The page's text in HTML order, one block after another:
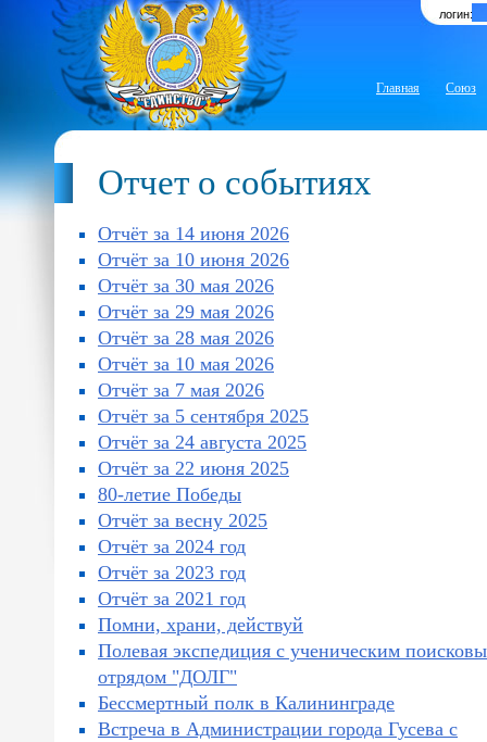
логин:
Главная Союз
Отчет о событиях
Отчёт за 14 июня 2026
Отчёт за 10 июня 2026
Отчёт за 30 мая 2026
Отчёт за 29 мая 2026
Отчёт за 28 мая 2026
Отчёт за 10 мая 2026
Отчёт за 7 мая 2026
Отчёт за 5 сентября 2025
Отчёт за 24 августа 2025
Отчёт за 22 июня 2025
80-летие Победы
Отчёт за весну 2025
Отчёт за 2024 год
Отчёт за 2023 год
Отчёт за 2021 год
Помни, храни, действуй
Полевая экспедиция с ученическим
отрядом "ДОЛГ"
Бессмертный полк в Калининграде
Встреча в Администрации города Гусева с